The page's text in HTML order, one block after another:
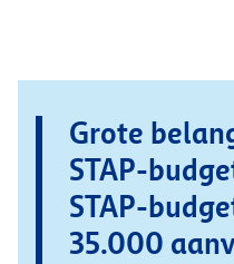
Grote
STAP-
STAP-
35.000